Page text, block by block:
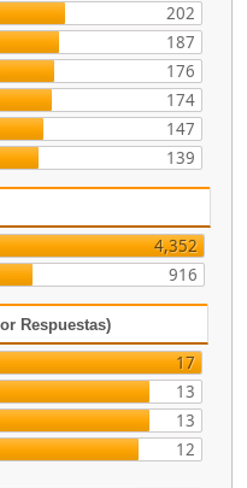
202
187
176
174
147
139
4,352
916
Respuestas)
17
13
13
12